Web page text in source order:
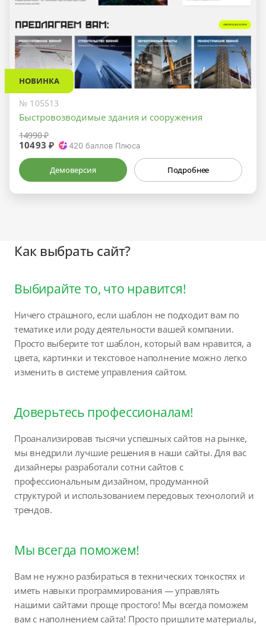
НОВИНКА
№ 105513
Быстровозводимые здания и сооружения
14990 ₽
10493 ₽ 420 баллов Плюса
Демоверсия Подробнее
Как выбрать сайт?
Выбирайте то, что нравится!
Ничего страшного, если шаблон не подходит вам по
тематике или роду деятельности вашей компании.
Просто выберите тот шаблон, который вам нравится, а
цвета, картинки и текстовое наполнение можно легко
изменить в системе управления сайтом.
Доверьтесь профессионалам!
Проанализировав тысячи успешных сайтов на рынке,
мы внедрили лучшие решения в наши сайты. Для вас
дизайнеры разработали сотни сайтов с
профессиональным дизайном, продуманной
структурой и использованием передовых технологий и
трендов.
Мы всегда поможем!
Вам не нужно разбираться в технических тонкостях и
иметь навыки программирования — управлять
нашими сайтами проще простого! Мы всегда поможем
вам с наполнением сайта! Просто пришлите материалы,